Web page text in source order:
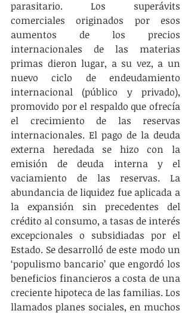
parasitario. Los superávits
comerciales originados por esos
aumentos de los precios
internacionales de las materias
primas dieron lugar, a su vez, a un
nuevo ciclo de endeudamiento
internacional (público y privado),
promovido por el respaldo que ofrecía
el crecimiento de las reservas
internacionales. El pago de la deuda
externa heredada se hizo con la
emisión de deuda interna y el
vaciamiento de las reservas. La
abundancia de liquidez fue aplicada a
la expansión sin precedentes del
crédito al consumo, a tasas de interés
excepcionales o subsidiadas por el
Estado. Se desarrolló de este modo un
‘populismo bancario’ que engordó los
beneficios financieros a costa de una
creciente hipoteca de las familias. Los
llamados planes sociales, en muchos